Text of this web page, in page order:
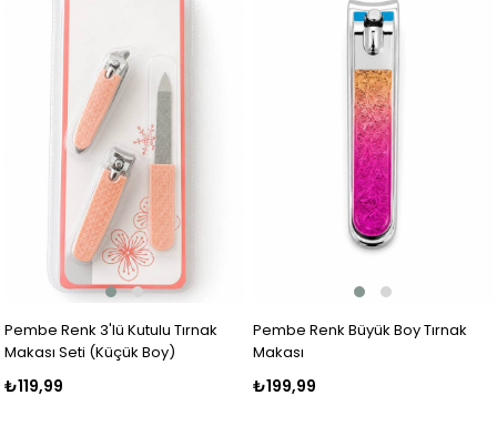
Pembe Renk 3'lü Kutulu Tırnak
Makası Seti (Küçük Boy)
₺119,99
Pembe Renk Büyük Boy Tırnak
Makası
₺199,99